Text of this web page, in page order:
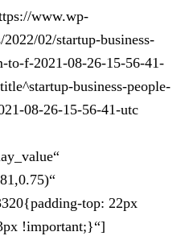
www.wp-
02/startup-business-
to-f-2021-08-26-15-56-41-
business-people-
08-26-15-56-41-utc
top: 22px
!important;}“]